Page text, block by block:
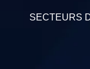
SECTEURS